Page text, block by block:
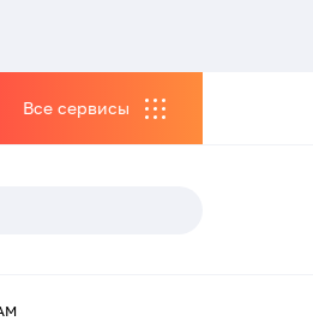
Все сервисы